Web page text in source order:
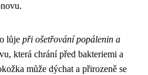
lůje při ošetřování popálenin a
která chrání před bakteriemi a
může dýchat a přirozeně se